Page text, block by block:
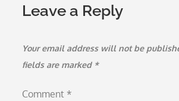
Leave a Reply
Your email address will not be
fields are marked *
Comment *